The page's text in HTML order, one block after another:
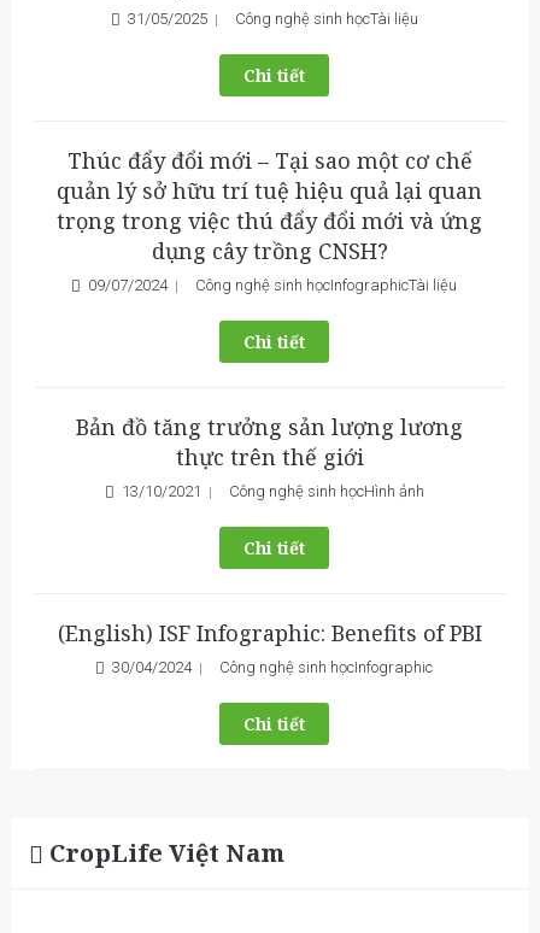
31/05/2025 Công nghệ sinh họcTài liệu
Chi tiết
Thúc đẩy đổi mới – Tại sao một cơ chế
quản lý sở hữu trí tuệ hiệu quả lại quan
trọng trong việc thú đẩy đổi mới và ứng
dụng cây trồng CNSH?
09/07/2024 Công nghệ sinh họcInfographicTài liệu
Chi tiết
Bản đồ tăng trưởng sản lượng lương
thực trên thế giới
13/10/2021 Công nghệ sinh họcHình ảnh
Chi tiết
(English) ISF Infographic: Benefits of PBI
30/04/2024 Công nghệ sinh họcInfographic
Chi tiết
CropLife Việt Nam